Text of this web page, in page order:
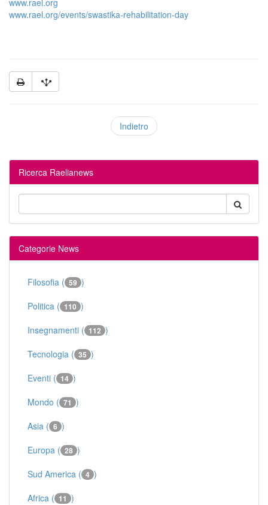
www.rael.org
www.rael.org/events/swastika-rehabilitation-day
Indietro
Ricerca Raelianews
Categorie News
Filosofia ( 59 )
Politica ( 110 )
Insegnamenti ( 112 )
Tecnologia ( 35 )
Eventi ( 14 )
Mondo ( 71 )
Asia ( 6 )
Europa ( 28 )
Sud America ( 4 )
Africa ( 11 )